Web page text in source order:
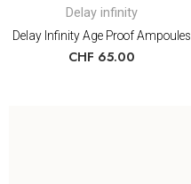
Delay infinity
Delay Infinity Age Proof Ampoules
CHF 65.00